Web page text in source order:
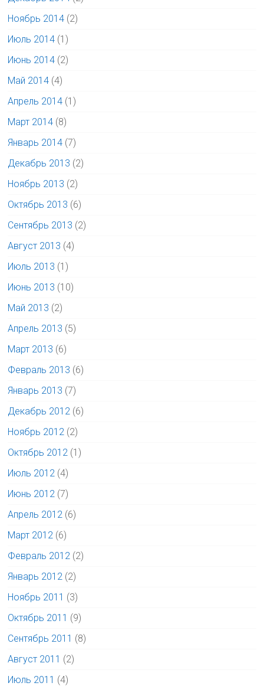
Ноябрь 2014 (2)
Июль 2014 (1)
Июнь 2014 (2)
Май 2014 (4)
Апрель 2014 (1)
Март 2014 (8)
Январь 2014 (7)
Декабрь 2013 (2)
Ноябрь 2013 (2)
Октябрь 2013 (6)
Сентябрь 2013 (2)
Август 2013 (4)
Июль 2013 (1)
Июнь 2013 (10)
Май 2013 (2)
Апрель 2013 (5)
Март 2013 (6)
Февраль 2013 (6)
Январь 2013 (7)
Декабрь 2012 (6)
Ноябрь 2012 (2)
Октябрь 2012 (1)
Июль 2012 (4)
Июнь 2012 (7)
Апрель 2012 (6)
Март 2012 (6)
Февраль 2012 (2)
Январь 2012 (2)
Ноябрь 2011 (3)
Октябрь 2011 (9)
Сентябрь 2011 (8)
Август 2011 (2)
Июль 2011 (4)